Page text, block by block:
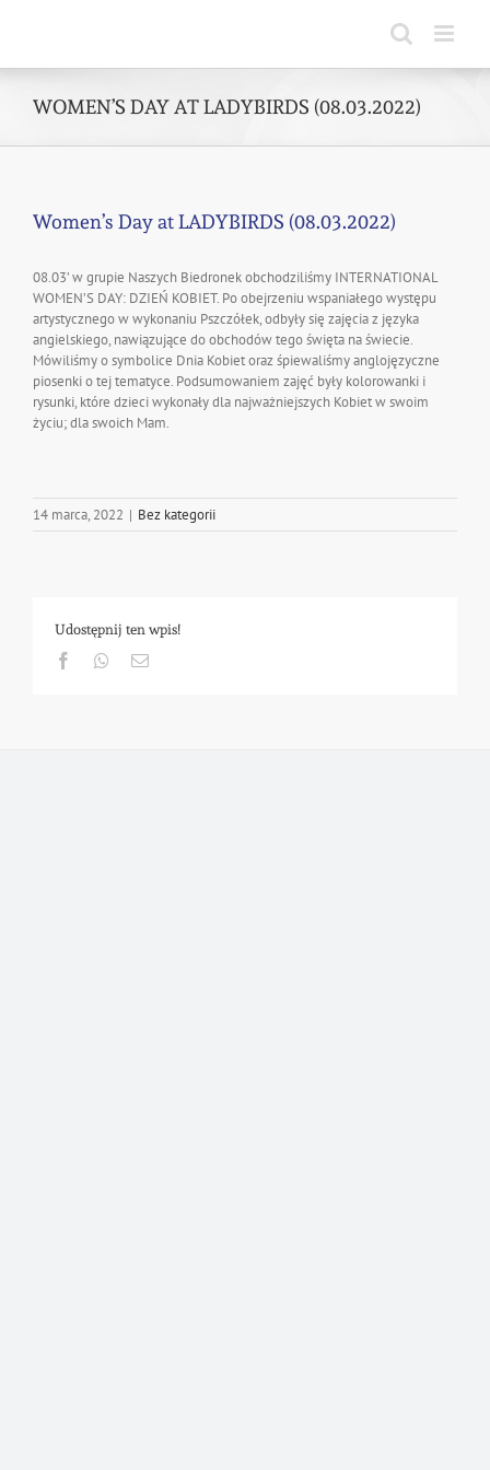
WOMEN’S DAY AT LADYBIRDS (08.03.2022)
Women’s Day at LADYBIRDS (08.03.2022)
08.03’ w grupie Naszych Biedronek obchodziliśmy INTERNATIONAL
WOMEN’S DAY: DZIEŃ KOBIET. Po obejrzeniu wspaniałego występu
artystycznego w wykonaniu Pszczółek, odbyły się zajęcia z języka
angielskiego, nawiązujące do obchodów tego święta na świecie.
Mówiliśmy o symbolice Dnia Kobiet oraz śpiewaliśmy anglojęzyczne
piosenki o tej tematyce. Podsumowaniem zajęć były kolorowanki i
rysunki, które dzieci wykonały dla najważniejszych Kobiet w swoim
życiu; dla swoich Mam.
14 marca, 2022 | Bez kategorii
Udostępnij ten wpis!
FacebookWhatsapp
Email